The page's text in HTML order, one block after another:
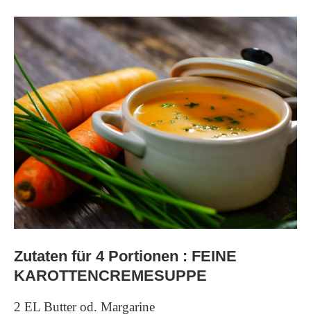
Zutaten für 4 Portionen : FEINE
KAROTTENCREMESUPPE
2 EL Butter od. Margarine